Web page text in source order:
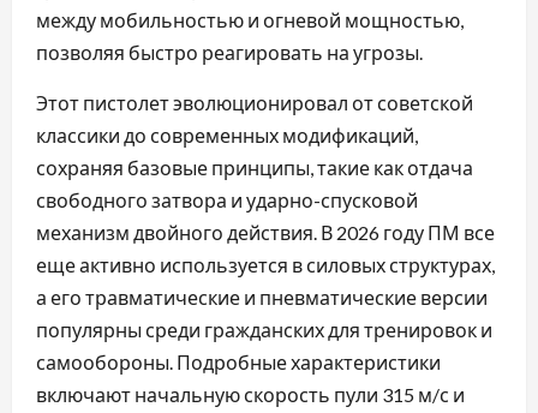
между мобильностью и огневой мощностью,
позволяя быстро реагировать на угрозы.
Этот пистолет эволюционировал от советской
классики до современных модификаций,
сохраняя базовые принципы, такие как отдача
свободного затвора и ударно-спусковой
механизм двойного действия. В 2026 году ПМ все
еще активно используется в силовых структурах,
а его травматические и пневматические версии
популярны среди гражданских для тренировок и
самообороны. Подробные характеристики
включают начальную скорость пули 315 м/с и